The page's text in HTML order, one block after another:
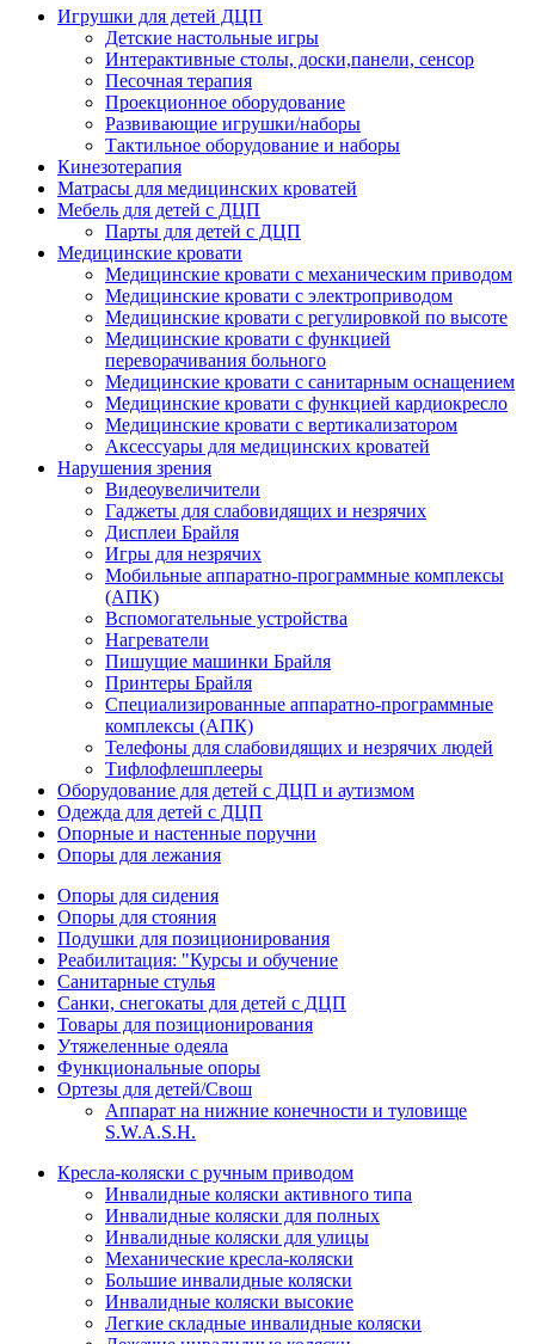
Игрушки для детей ДЦП
Детские настольные игры
Интерактивные столы, доски,панели, сенсор
Песочная терапия
Проекционное оборудование
Развивающие игрушки/наборы
Тактильное оборудование и наборы
Кинезотерапия
Матрасы для медицинских кроватей
Мебель для детей с ДЦП
Парты для детей с ДЦП
Медицинские кровати
Медицинские кровати с механическим приводом
Медицинские кровати с электроприводом
Медицинские кровати с регулировкой по высоте
Медицинские кровати с функцией
переворачивания больного
Медицинские кровати с санитарным оснащением
Медицинские кровати с функцией кардиокресло
Медицинские кровати с вертикализатором
Аксессуары для медицинских кроватей
Нарушения зрения
Видеоувеличители
Гаджеты для слабовидящих и незрячих
Дисплеи Брайля
Игры для незрячих
Мобильные аппаратно-программные комплексы
(АПК)
Вспомогательные устройства
Нагреватели
Пишущие машинки Брайля
Принтеры Брайля
Специализированные аппаратно-программные
комплексы (АПК)
Телефоны для слабовидящих и незрячих людей
Тифлофлешплееры
Оборудование для детей с ДЦП и аутизмом
Одежда для детей с ДЦП
Опорные и настенные поручни
Опоры для лежания
Опоры для сидения
Опоры для стояния
Подушки для позиционирования
Реабилитация: "Курсы и обучение
Санитарные стулья
Санки, снегокаты для детей с ДЦП
Товары для позиционирования
Утяжеленные одеяла
Функциональные опоры
Ортезы для детей/Свош
Аппарат на нижние конечности и туловище
S.W.A.S.H.
Кресла-коляски с ручным приводом
Инвалидные коляски активного типа
Инвалидные коляски для полных
Инвалидные коляски для улицы
Механические кресла-коляски
Большие инвалидные коляски
Инвалидные коляски высокие
Легкие складные инвалидные коляски